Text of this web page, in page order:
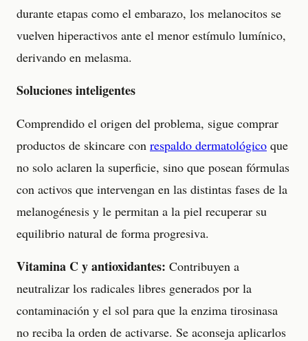
durante etapas como el embarazo, los melanocitos se
vuelven hiperactivos ante el menor estímulo lumínico,
derivando en melasma.
Soluciones inteligentes
Comprendido el origen del problema, sigue comprar
productos de skincare con respaldo dermatológico que
no solo aclaren la superficie, sino que posean fórmulas
con activos que intervengan en las distintas fases de la
melanogénesis y le permitan a la piel recuperar su
equilibrio natural de forma progresiva.
Vitamina C y antioxidantes: Contribuyen a
neutralizar los radicales libres generados por la
contaminación y el sol para que la enzima tirosinasa
no reciba la orden de activarse. Se aconseja aplicarlos